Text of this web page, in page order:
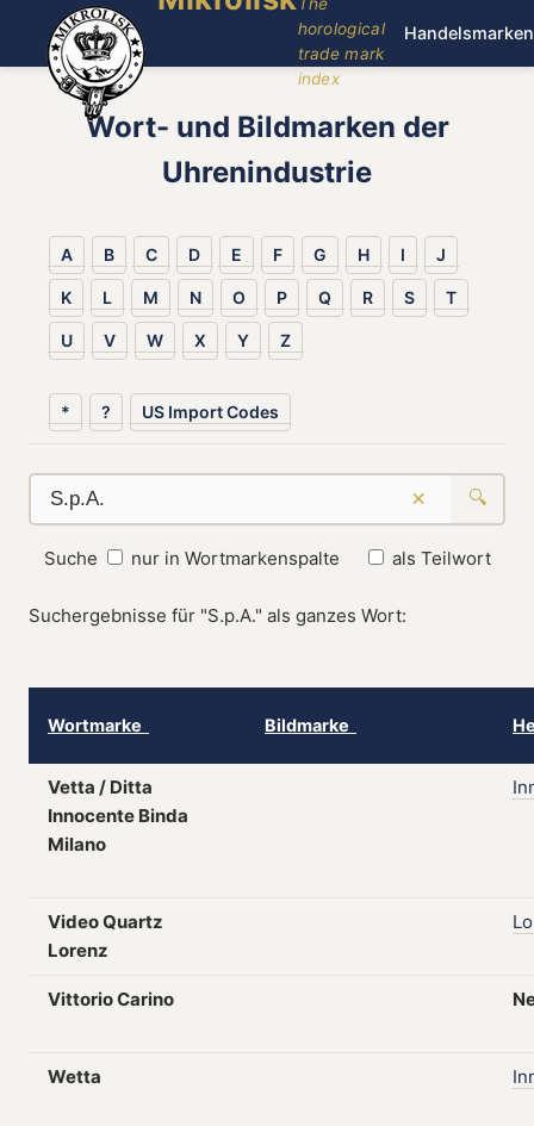
horological
trade mark
index
Handelsmarken
Wort- und Bildmarken der
Uhrenindustrie
A B C D E F G H I J
K L M N O P Q R S T
U V W X Y Z
* ? US Import Codes
× 🔍
Suche nur in Wortmarkenspalte als Teilwort
Suchergebnisse für "S.p.A." als ganzes Wort:
Wortmarke Bildmarke
Vetta / Ditta
Innocente Binda
Milano
Video Quartz
Lorenz
Vittorio Carino
Wetta